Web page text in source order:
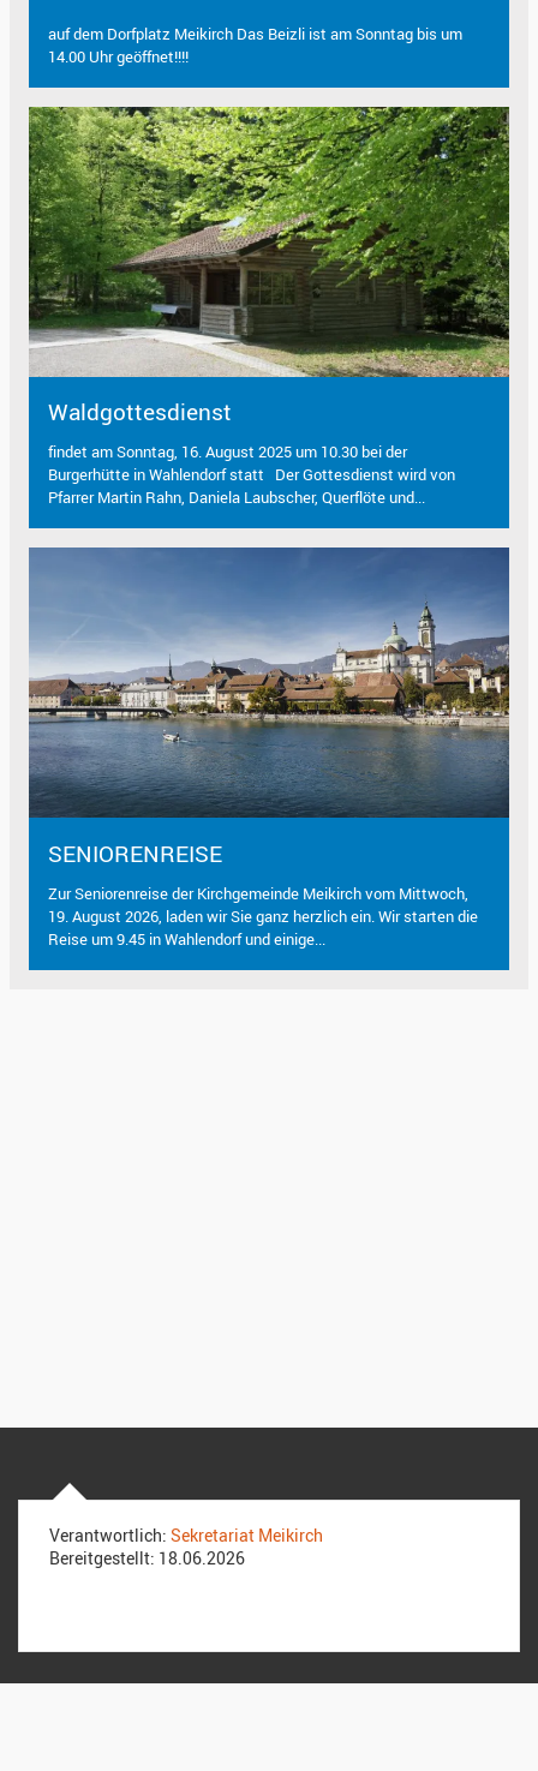
auf dem Dorfplatz Meikirch Das Beizli ist am Sonntag bis um
14.00 Uhr geöffnet!!!!
Waldgottesdienst
findet am Sonntag, 16. August 2025 um 10.30 bei der
Burgerhütte in Wahlendorf statt Der Gottesdienst wird von
Pfarrer Martin Rahn, Daniela Laubscher, Querflöte und...
SENIORENREISE
Zur Seniorenreise der Kirchgemeinde Meikirch vom Mittwoch,
19. August 2026, laden wir Sie ganz herzlich ein. Wir starten die
Reise um 9.45 in Wahlendorf und einige...
Verantwortlich: Sekretariat Meikirch
Bereitgestellt: 18.06.2026